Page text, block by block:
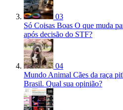
03
Só Coisas Boas O que muda
após decisão do STF?
04
Mundo Animal Cães da raça
Brasil. Qual sua opinião?